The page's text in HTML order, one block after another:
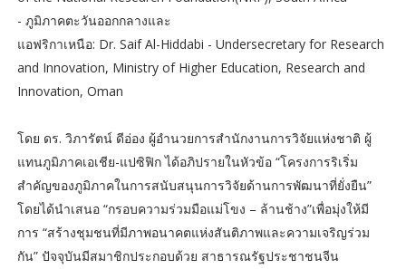
- ภูมิภาคตะวันออกกลางและ
แอฟริกาเหนือ: Dr. Saif Al-Hiddabi - Undersecretary for Research
and Innovation, Ministry of Higher Education, Research and
Innovation, Oman
โดย ดร. วิภารัตน์ ดีอ่อง ผู้อำนวยการสำนักงานการวิจัยแห่งชาติ ผู้
แทนภูมิภาคเอเชีย-แปซิฟิก ได้อภิปรายในหัวข้อ “โครงการริเริ่ม
สำคัญของภูมิภาคในการสนับสนุนการวิจัยด้านการพัฒนาที่ยั่งยืน”
โดยได้นำเสนอ “กรอบความร่วมมือแม่โขง – ล้านช้าง”เพื่อมุ่งให้มี
การ “สร้างชุมชนที่มีภาพอนาคตแห่งสันติภาพและความเจริญร่วม
กัน” ปัจจุบันมีสมาชิกประกอบด้วย สาธารณรัฐประชาชนจีน